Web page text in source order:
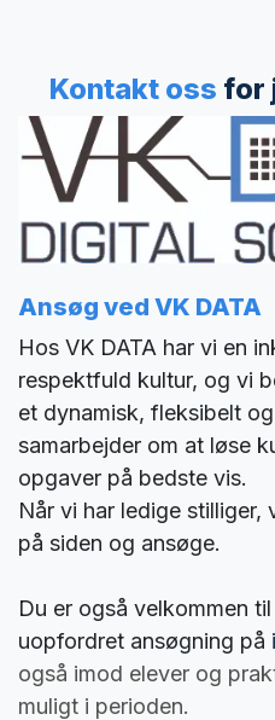
Kontakt oss for
Ansøg ved VK DATA
Hos VK DATA har vi en
respektfuld kultur, og vi
et dynamisk, fleksibelt
samarbejder om at løse
opgaver på bedste vis.
Når vi har ledige stilliger,
på siden og ansøge.
Du er også velkommen
uopfordret ansøgning på
også imod elever og
muligt i perioden.